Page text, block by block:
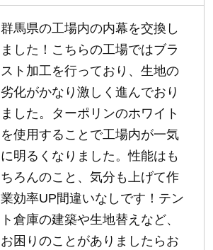
群馬県の工場内の内幕を交換し
ました！こちらの工場ではブラ
スト加工を行っており、生地の
劣化がかなり激しく進んでおり
ました。ターポリンのホワイト
を使用することで工場内が一気
に明るくなりました。性能はも
ちろんのこと、気分も上げて作
業効率UP間違いなしです！テン
ト倉庫の建築や生地替えなど、
お困りのことがありましたらお